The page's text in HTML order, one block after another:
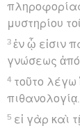
μυστηρίου
3 ἐν ᾧ εἰσιν
γνώσεως
4 τοῦτο λέγω
πιθανολογίᾳ.
5 εἰ γὰρ καὶ